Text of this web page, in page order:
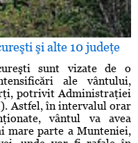
şi alte 10 judeţe
sunt vizate de o
ale vântului,
potrivit Administraţiei
Astfel, în intervalul orar
vântul va avea
mare parte a Munteniei,